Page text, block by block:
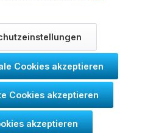
Cookies akzeptieren
Cookies akzeptieren
akzeptieren
IT-Recht Kanzlei